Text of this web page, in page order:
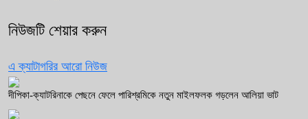
নিউজটি শেয়ার করুন
এ ক্যাটাগরির আরো নিউজ
দীপিকা-ক্যাটরিনাকে পেছনে ফেলে পারিশ্রমিকে নতুন মাইলফলক গড়লেন আলিয়া ভাট